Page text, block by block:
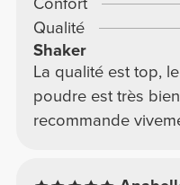
Qualité
Shaker
La qualité est top,
poudre est très
recommande